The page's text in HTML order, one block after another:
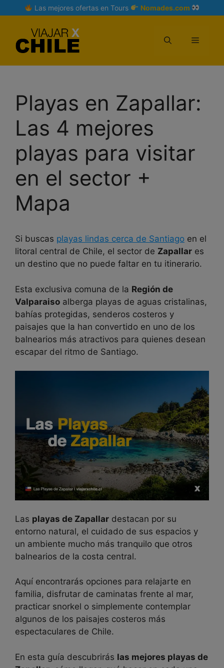
to
Las mejores ofertas en Tours Nomades.com
Menu
Playas en Zapallar:
Las 4 mejores
playas para visitar
en el sector +
Mapa
Si buscas playas lindas cerca de Santiago en el
litoral central de Chile, el sector de Zapallar es
un destino que no puede faltar en tu itinerario.
Esta exclusiva comuna de la Región de
Valparaiso alberga playas de aguas cristalinas,
bahías protegidas, senderos costeros y
paisajes que la han convertido en uno de los
balnearios más atractivos para quienes desean
escapar del ritmo de Santiago.
Las playas de Zapallar destacan por su
entorno natural, el cuidado de sus espacios y
un ambiente mucho más tranquilo que otros
balnearios de la costa central.
Aquí encontrarás opciones para relajarte en
familia, disfrutar de caminatas frente al mar,
practicar snorkel o simplemente contemplar
algunos de los paisajes costeros más
espectaculares de Chile.
En esta guía descubrirás las mejores playas de